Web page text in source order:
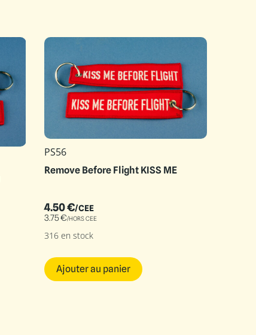
PS56
Remove Before Flight KISS ME
4.50€/CEE
3.75€/HORS CEE
316 en stock
Ajouter au panier